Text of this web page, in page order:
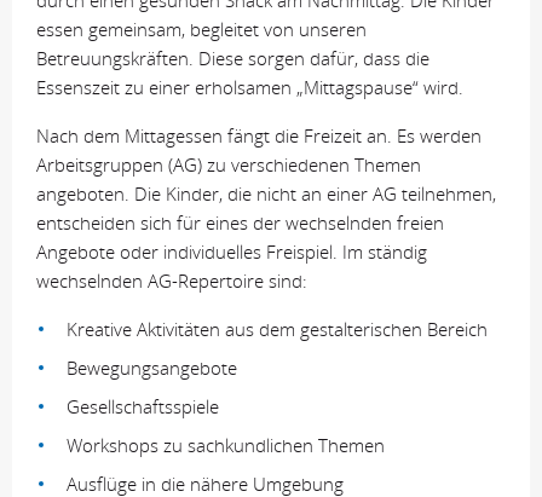
essen gemeinsam, begleitet von unseren
Betreuungskräften. Diese sorgen dafür, dass die
Essenszeit zu einer erholsamen „Mittagspause“ wird.
Nach dem Mittagessen fängt die Freizeit an. Es werden
Arbeitsgruppen (AG) zu verschiedenen Themen
angeboten. Die Kinder, die nicht an einer AG teilnehmen,
entscheiden sich für eines der wechselnden freien
Angebote oder individuelles Freispiel. Im ständig
wechselnden AG-Repertoire sind:
Kreative Aktivitäten aus dem gestalterischen Bereich
Bewegungsangebote
Gesellschaftsspiele
Workshops zu sachkundlichen Themen
Ausflüge in die nähere Umgebung